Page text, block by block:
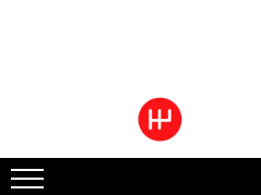
Pachete Cutie Automata
Pachete Cutie Manuala
Pachete Grup Diferential